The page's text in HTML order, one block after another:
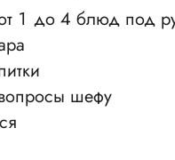
1 до 4 блюд под
шефу